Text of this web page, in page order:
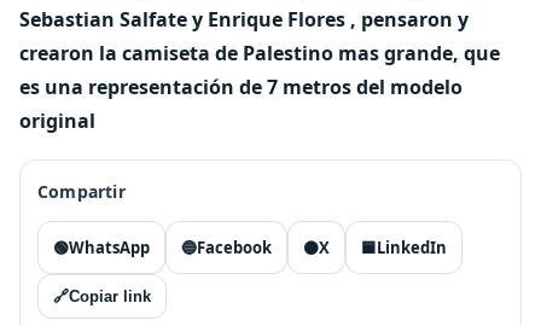
Sebastian Salfate y Enrique Flores , pensaron y
crearon la camiseta de Palestino mas grande, que
es una representación de 7 metros del modelo
original
Compartir
🟢WhatsApp 🔵Facebook ⚫X 🟦LinkedIn
🔗Copiar link